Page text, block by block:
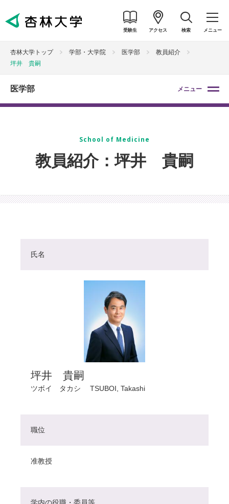
受験生 アクセス 検索 メニュー
杏林大学トップ 学部・大学院 医学部
教員紹介
坪井 貴嗣
医学部 メニュー
School of Medicine
教員紹介：坪井 貴嗣
氏名
坪井 貴嗣
ツボイ タカシ TSUBOI, Takashi
職位
准教授